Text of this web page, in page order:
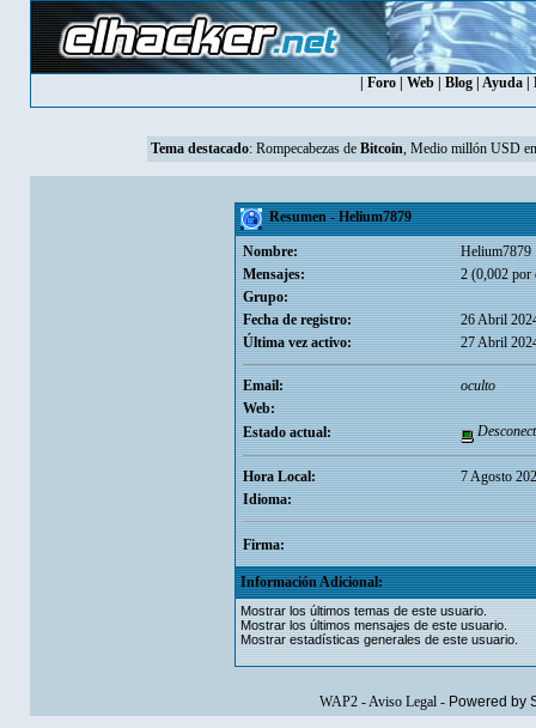
Foro Web Blog Ayuda
Tema destacado: Rompecabezas de Bitcoin, Medio millón USD
Resumen - Helium7879
Nombre:
Helium7879
Mensajes:
2 (0,002 por
Grupo:
Fecha de registro:
26 Abril
Última vez activo:
27 Abril
Email:
oculto
Web:
Estado actual:
Hora Local:
7 Agosto
Idioma:
Firma:
Información Adicional:
Mostrar los últimos temas de este usuario.
Mostrar los últimos mensajes de este usuario.
Mostrar estadísticas generales de este usuario.
WAP2-Aviso Legal- Powered by